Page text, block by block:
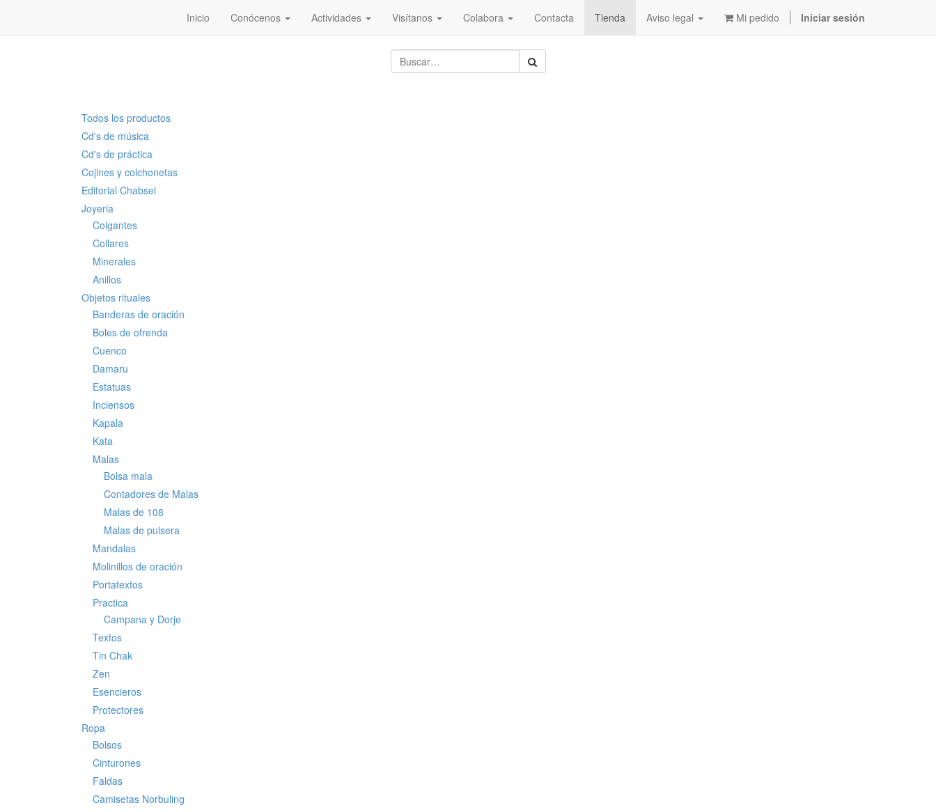
Inicio Conócenos Actividades Visítanos Colabora Contacta Tienda Aviso legal Mi pedido Iniciar sesión
Todos los productos
Cd's de música
Cd's de práctica
Cojines y colchonetas
Editorial Chabsel
Joyeria
Colgantes
Collares
Minerales
Anillos
Objetos rituales
Banderas de oración
Boles de ofrenda
Cuenco
Damaru
Estatuas
Inciensos
Kapala
Kata
Malas
Bolsa mala
Contadores de Malas
Malas de 108
Malas de pulsera
Mandalas
Molinillos de oración
Portatextos
Practica
Campana y Dorje
Textos
Tin Chak
Zen
Esencieros
Protectores
Ropa
Bolsos
Cinturones
Faldas
Camisetas Norbuling